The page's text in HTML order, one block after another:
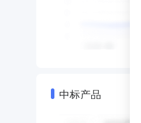
中标产品